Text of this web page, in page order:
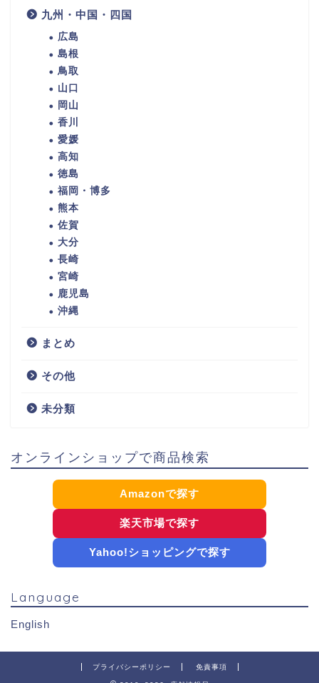
九州・中国・四国
広島
島根
鳥取
山口
岡山
香川
愛媛
高知
徳島
福岡・博多
熊本
佐賀
大分
長崎
宮崎
鹿児島
沖縄
まとめ
その他
未分類
オンラインショップで商品検索
Amazonで探す
楽天市場で探す
Yahoo!ショッピングで探す
Language
English
プライバシーポリシー 免責事項